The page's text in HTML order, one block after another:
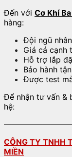
Đến với Cơ Khí
hàng:
Đội ngũ
Giá cả cạnh
Hỗ trợ lắp
Bảo hành
Được test
Để nhận tư vấn &
hệ:
CÔNG TY TNHH
MIỀN